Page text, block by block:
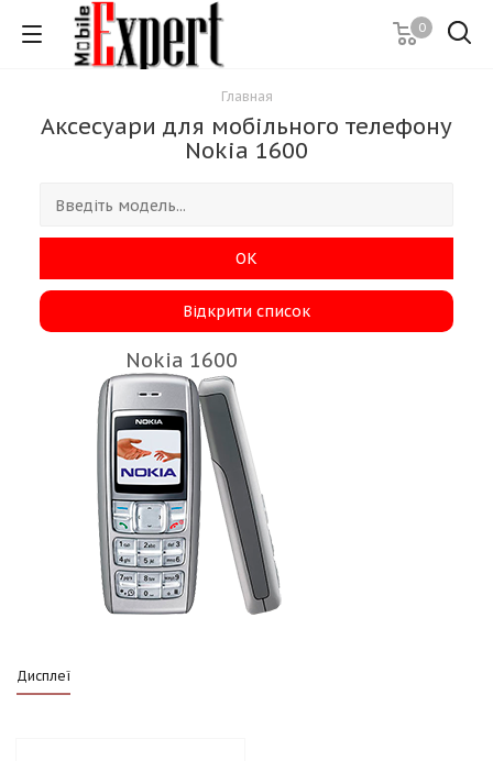
0
Главная
Аксесуари для мобільного телефону
Nokia 1600
ОК
Відкрити список
Nokia 1600
Дисплеї